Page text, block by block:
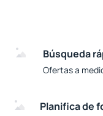
Búsqueda
Ofertas a
Planifica de